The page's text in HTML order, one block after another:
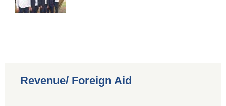
Revenue/ Foreign Aid